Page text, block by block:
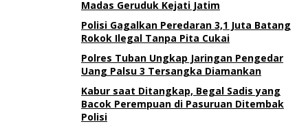
Madas Geruduk Kejati Jatim
Polisi Gagalkan Peredaran 3,1 Juta Batang
Rokok Ilegal Tanpa Pita Cukai
Polres Tuban Ungkap Jaringan Pengedar
Uang Palsu 3 Tersangka Diamankan
Kabur saat Ditangkap, Begal Sadis yang
Bacok Perempuan di Pasuruan Ditembak
Polisi